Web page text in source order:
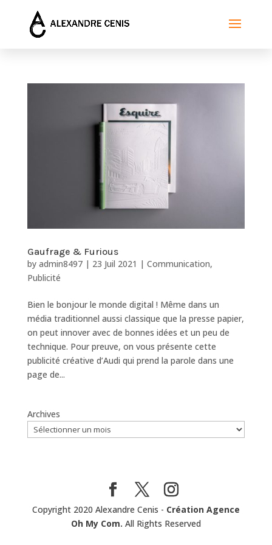
Gaufrage & Furious
by admin8497| 23 Juil 2021 | Communication,
Publicité
Bien le bonjour le monde digital ! Même dans un
média traditionnel aussi classique que la presse papier,
on peut innover avec de bonnes idées et un peu de
technique. Pour preuve, on vous présente cette
publicité créative d’Audi qui prend la parole dans une
page de...
Archives
Copyright 2020 Alexandre Cenis - Création Agence
Oh My Com. All Rights Reserved